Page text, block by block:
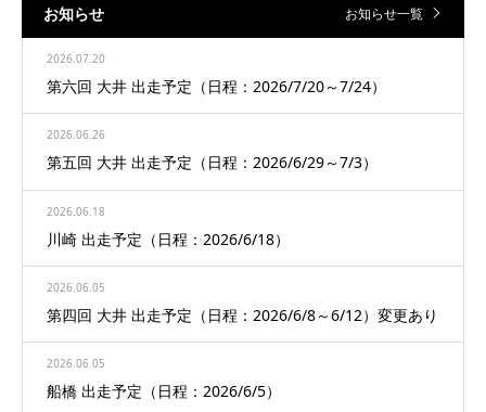
お知らせ お知らせ一覧
2026.07.20
第六回 大井 出走予定（日程：2026/7/20～7/24）
2026.06.26
第五回 大井 出走予定（日程：2026/6/29～7/3）
2026.06.18
川崎 出走予定（日程：2026/6/18）
2026.06.05
第四回 大井 出走予定（日程：2026/6/8～6/12）変更あり
2026.06.05
船橋 出走予定（日程：2026/6/5）